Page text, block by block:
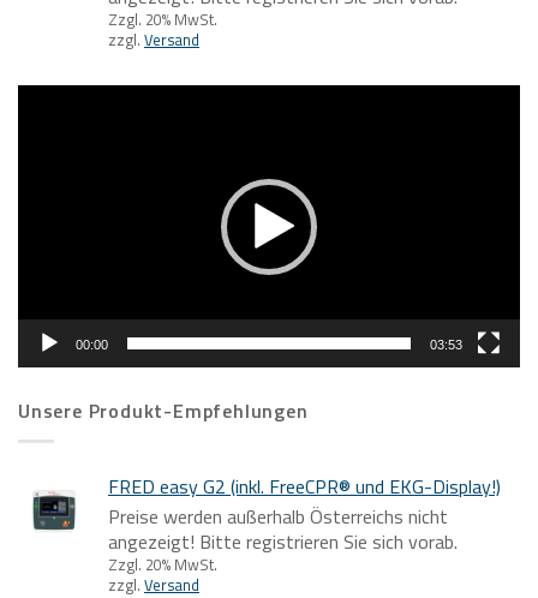
Zzgl. 20% MwSt.
zzgl. Versand
00:00 03:53
Unsere Produkt-Empfehlungen
FRED easy G2 (inkl. FreeCPR® und EKG-Display!)
Preise werden außerhalb Österreichs nicht
angezeigt! Bitte registrieren Sie sich vorab.
Zzgl. 20% MwSt.
zzgl. Versand